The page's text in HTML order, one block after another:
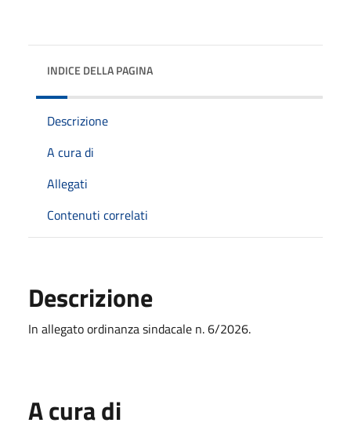
INDICE DELLA PAGINA
Descrizione
A cura di
Allegati
Contenuti correlati
Descrizione
In allegato ordinanza sindacale n. 6/2026.
A cura di